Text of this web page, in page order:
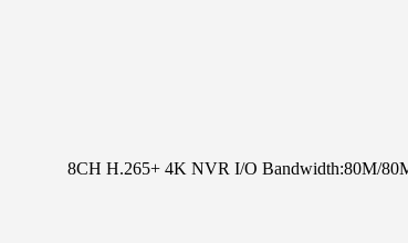
8CH H.265+ 4K NVR I/O Bandwidth:80M/